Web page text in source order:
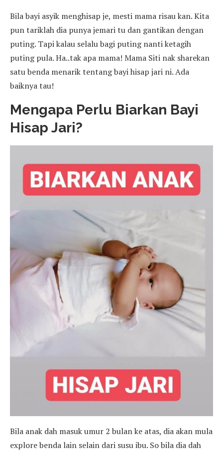
Bila bayi asyik menghisap je, mesti mama risau kan. Kita
pun tariklah dia punya jemari tu dan gantikan dengan
puting. Tapi kalau selalu bagi puting nanti ketagih
puting pula. Ha..tak apa mama! Mama Siti nak sharekan
satu benda menarik tentang bayi hisap jari ni. Ada
baiknya tau!
Mengapa Perlu Biarkan Bayi
Hisap Jari?
Bila anak dah masuk umur 2 bulan ke atas, dia akan mula
explore benda lain selain dari susu ibu. So bila dia dah